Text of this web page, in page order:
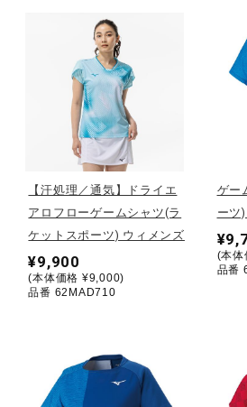
バレーボール
テニス／ソフトテニス
バドミントン
陸上競技
ソフトボール
【汗処理／通気】ドライエ
アロフローゲームシャツ(ラ
ケットスポーツ) ウィメンズ
¥9,900
(本体価格 ¥9,000)
品番 62MAD710
ゲー
ーツ
(本
品番